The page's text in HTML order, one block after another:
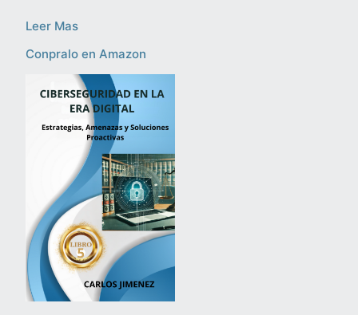
Leer Mas
Conpralo en Amazon